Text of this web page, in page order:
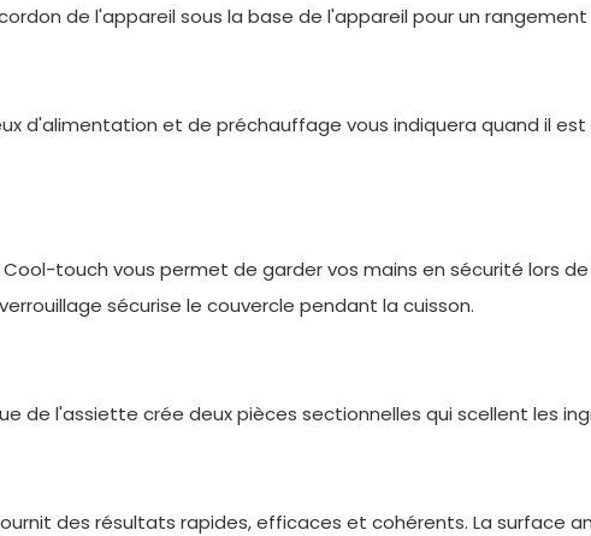
cordon de l'appareil sous la base de l'appareil pour un
d'alimentation et de préchauffage vous indiquera quand il
Cool-touch vous permet de garder vos mains en sécurité lors
sécurise le couvercle pendant la cuisson.
de l'assiette crée deux pièces sectionnelles qui scellent les
: Fournit des résultats rapides, efficaces et cohérents. La